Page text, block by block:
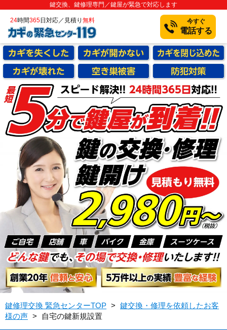
鍵交換、鍵修理専門／鍵屋が緊急で対応します
24時間365日対応／見積り 無料 今すぐ
電話する
鍵修理交換 緊急センターTOP > 鍵交換・修理を依頼したお客
様の声 > 自宅の鍵新規設置